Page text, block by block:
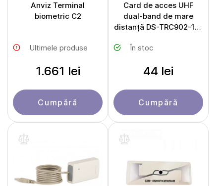
Anviz Terminal
biometric C2
Ultimele produse
1.661 lei
Cumpără
Card de acces UHF
dual-band de mare
distanță DS-TRC902-1/A
În stoc
44 lei
Cumpără